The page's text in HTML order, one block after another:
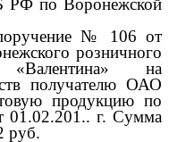
РФ по Воронежской
№ 106 от
розничного
«Валентина» на
получателю ОАО
продукцию по
01.02.201.. г. Сумма
руб.